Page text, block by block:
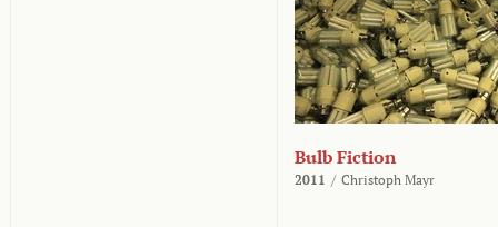
Bulb Fiction
2011 / Christoph Mayr